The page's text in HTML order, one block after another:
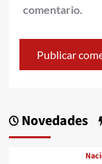
comentario.
Novedades